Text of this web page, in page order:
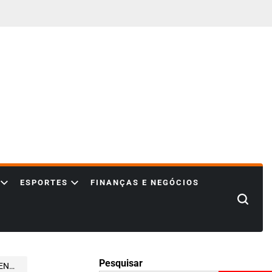
ESPORTES FINANÇAS E NEGÓCIOS
Search
Pesquisar